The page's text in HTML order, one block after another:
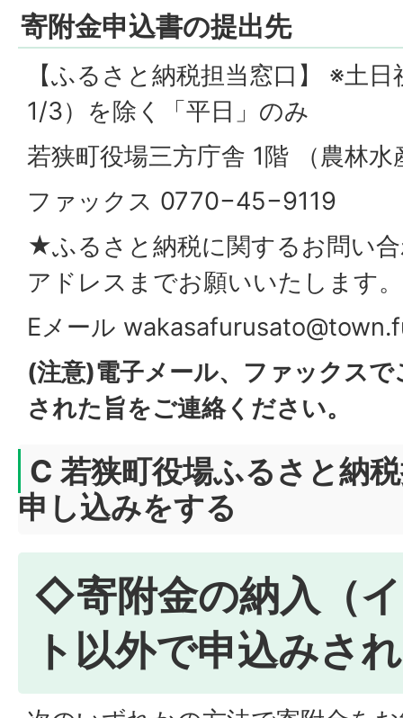
寄附金申込書の提出先
【ふるさと納税担当窓口】 ※土
1/3）を除く「平日」のみ
若狭町役場三方庁舎 1階 （農林水
ファックス 0770−45−9119
★ふるさと納税に関するお問い
アドレスまでお願いいたします。
Eメール
(注意)電子メール、ファックス
された旨をご連絡ください。
C 若狭町役場ふるさと納
申し込みをする
◇寄附金の納入（
ト以外で申込みさ